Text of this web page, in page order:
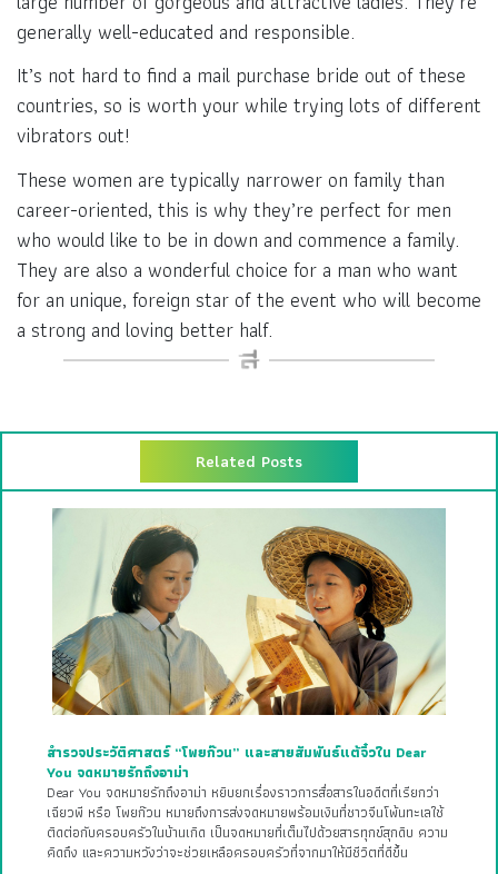
generally well-educated and responsible.
It’s not hard to find a mail purchase bride out of these
countries, so is worth your while trying lots of different
vibrators out!
These women are typically narrower on family than
career-oriented, this is why they’re perfect for men
who would like to be in down and commence a family.
They are also a wonderful choice for a man who want
for an unique, foreign star of the event who will become
a strong and loving better half.
Related Posts
สำรวจประวัติศาสตร์ “โพยก๊วน” และสายสัมพันธ์แต้จิ๋วใน Dear
You จดหมายรักถึงอาม่า
Dear You จดหมายรักถึงอาม่า หยิบยกเรื่องราวการสื่อสารในอดีตที่เรียกว่า
เฉียวพี หรือ โพยก๊วน หมายถึงการส่งจดหมายพร้อมเงินที่ชาวจีนโพ้นทะเลใช้
ติดต่อกับครอบครัวในบ้านเกิด เป็นจดหมายที่เต็มไปด้วยสารทุกข์สุกดิบ ความ
คิดถึง และความหวังว่าจะช่วยเหลือครอบครัวที่จากมาให้มีชีวิตที่ดีขึ้น